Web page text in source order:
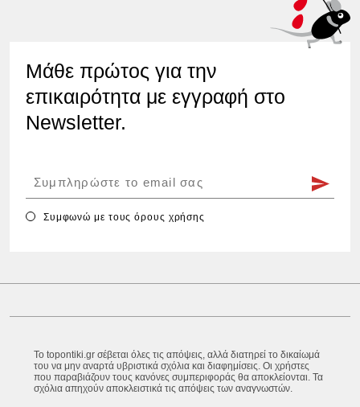
Μάθε πρώτος για την
επικαιρότητα με εγγραφή στο
Newsletter.
Συμφωνώ με τουςόρους χρήσης
Το topontiki.gr σέβεται όλες τις απόψεις, αλλά διατηρεί το δικαίωμά
του να μην αναρτά υβριστικά σχόλια και διαφημίσεις. Οι χρήστες
που παραβιάζουν τους κανόνες συμπεριφοράς θα αποκλείονται. Τα
σχόλια απηχούν αποκλειστικά τις απόψεις των αναγνωστών.